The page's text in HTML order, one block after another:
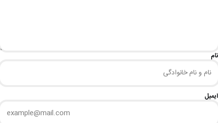
نام
ایمیل